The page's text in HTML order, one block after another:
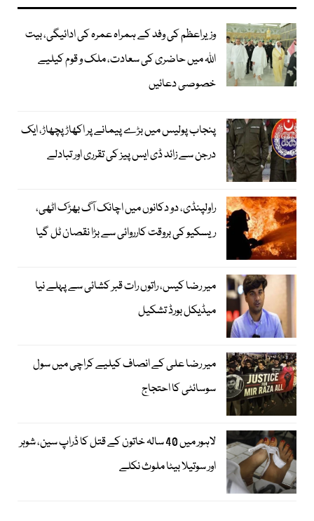
وزیراعظم کی وفد کے ہمراہ عمرہ کی ادائیگی، بیت
اللہ میں حاضری کی سعادت، ملک و قوم کیلیے
خصوصی دعائیں
پنجاب پولیس میں بڑے پیمانے پر اکھاڑ پچھاڑ، ایک
درجن سے زائد ڈی ایس پیز کی تقرری اور تبادلے
راولپنڈی، دو دکانوں میں اچانک آگ بھڑک اٹھی،
ریسکیو کی بروقت کارروائی سے بڑا نقصان ٹل گیا
میر رضا کیس، راتوں رات قبر کشائی سے پہلے نیا
میڈیکل بورڈ تشکیل
میر رضا علی کے انصاف کیلیے کراچی میں سول
سوسائٹی کا احتجاج
لاہور میں 40 سالہ خاتون کے قتل کا ڈراپ سین، شوہر
اور سوتیلا بیٹا ملوث نکلے